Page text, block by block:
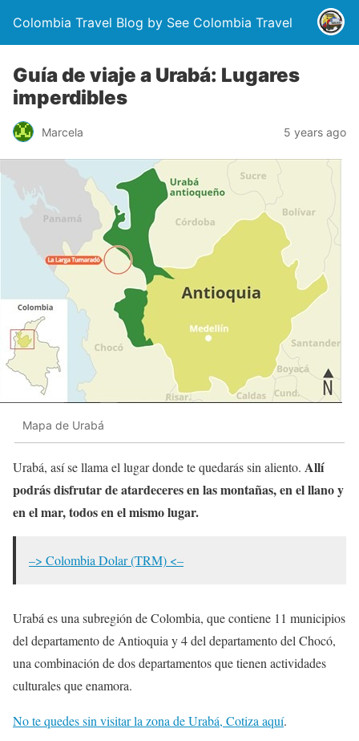
Colombia Travel Blog by See Colombia Travel
Guía de viaje a Urabá: Lugares
imperdibles
Marcela 5 years ago
Mapa de Urabá
Urabá, así se llama el lugar donde te quedarás sin aliento. Allí
podrás disfrutar de atardeceres en las montañas, en el llano y
en el mar, todos en el mismo lugar.
–> Colombia Dolar (TRM) <–
Urabá es una subregión de Colombia, que contiene 11 municipios
del departamento de Antioquia y 4 del departamento del Chocó,
una combinación de dos departamentos que tienen actividades
culturales que enamora.
No te quedes sin visitar la zona de Urabá, Cotiza aquí.